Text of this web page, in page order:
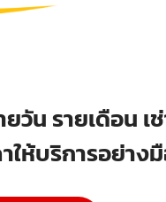
วัน รายเดือน เ
ให้บริการอย่าง